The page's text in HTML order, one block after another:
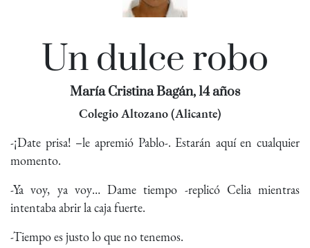
Un dulce robo
María Cristina Bagán, 14 años
Colegio Altozano (Alicante)
-¡Date prisa! –le apremió Pablo-. Estarán aquí en cualquier
momento.
-Ya voy, ya voy… Dame tiempo -replicó Celia mientras
intentaba abrir la caja fuerte.
-Tiempo es justo lo que no tenemos.